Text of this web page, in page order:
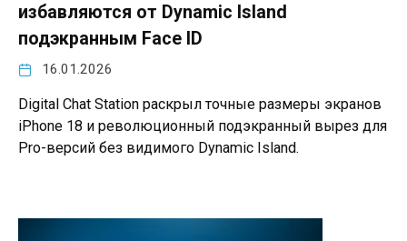
избавляются от Dynamic Island
подэкранным Face ID
16.01.2026
Digital Chat Station раскрыл точные размеры экранов
iPhone 18 и революционный подэкранный вырез для
Pro-версий без видимого Dynamic Island.